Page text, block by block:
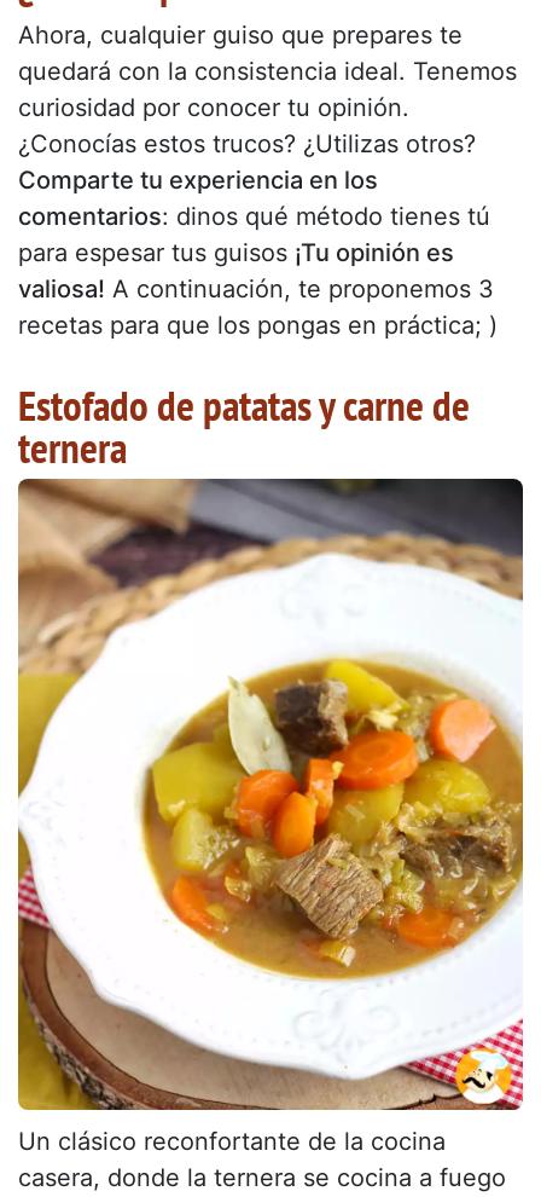
Ahora, cualquier guiso que prepares te
quedará con la consistencia ideal. Tenemos
curiosidad por conocer tu opinión.
¿Conocías estos trucos? ¿Utilizas otros?
Comparte tu experiencia en los
comentarios: dinos qué método tienes tú
para espesar tus guisos ¡Tu opinión es
valiosa! A continuación, te proponemos 3
recetas para que los pongas en práctica; )
Estofado de patatas y carne de
ternera
Un clásico reconfortante de la cocina
casera, donde la ternera se cocina a fuego